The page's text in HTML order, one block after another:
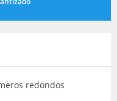
redondos